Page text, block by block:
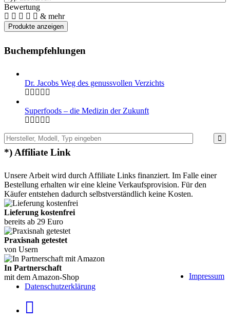
Bewertung
& mehr
Buchempfehlungen
Dr. Jacobs Weg des genussvollen Verzichts
Superfoods – die Medizin der Zukunft
*) Affiliate Link
Unsere Arbeit wird durch Affiliate Links finanziert. Im Falle einer
Bestellung erhalten wir eine kleine Verkaufsprovision. Für den
Käufer entstehen dadurch selbstverständlich keine Kosten.
Lieferung kostenfrei
bereits ab 29 Euro
Praxisnah getestet
von Usern
In Partnerschaft
mit dem Amazon-Shop
Impressum
Datenschutzerklärung